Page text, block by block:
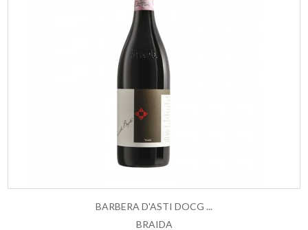
BARBERA D'ASTI DOCG ...
BRAIDA